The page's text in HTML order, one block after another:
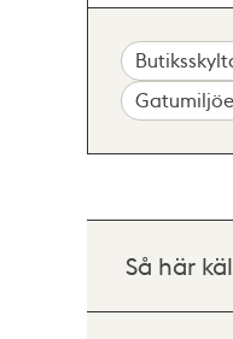
Så här